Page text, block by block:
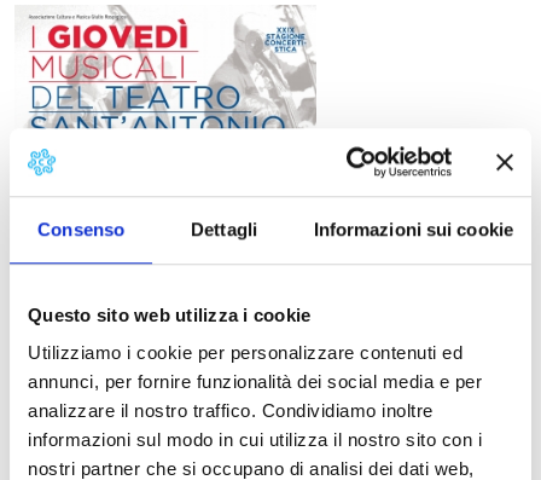
Consenso Dettagli Informazioni sui cookie
Questo sito web utilizza i cookie
Utilizziamo i cookie per personalizzare contenuti ed
annunci, per fornire funzionalità dei social media e per
analizzare il nostro traffico. Condividiamo inoltre
informazioni sul modo in cui utilizza il nostro sito con i
nostri partner che si occupano di analisi dei dati web,
The new concert season at S. Antonio Church in
Tonfano, a pleasant hamlet in the municipality of
Pietrasanta, consists of some 13 musical evenings
between 18 June and 10 September.
21.30
THURSDAY 18 JUNE
Concerto del Duo Pianistico / Piano Duo Concert /
konzert für Piano Duo
TECLA ARGENTIERI, MATTEO EMANUELE
NOTARNICOLA– Pianoforte for 4 hands